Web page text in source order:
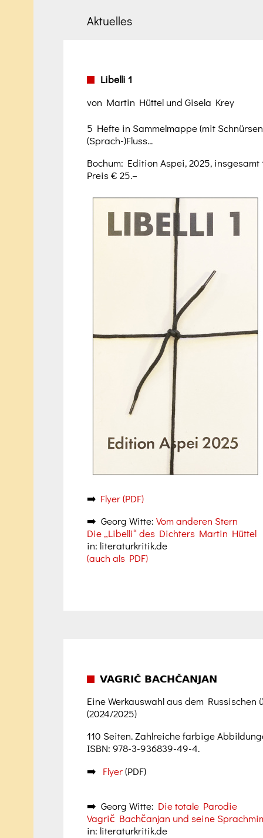
Aktuelles
Libelli 1
von Martin Hüttel und Gisela Krey
5 Hefte in Sammelmappe (mit
(Sprach-)Fluss...
Bochum: Edition Aspei, 2025,
Preis € 25.–
➡️ Flyer (PDF)
➡️ Georg Witte: Vom anderen Stern
Die „Libelli“ des Dichters Martin Hüttel
in: literaturkritik.de
(auch als PDF)
VAGRIČ BACHČANJAN
Eine Werkauswahl aus dem
(2024/2025)
110 Seiten. Zahlreiche farbige
ISBN: 978-3-936839-49-4.
➡️ Flyer(PDF)
➡️ Georg Witte: Die totale Parodie
Vagrič Bachčanjan und seine
in: literaturkritik.de